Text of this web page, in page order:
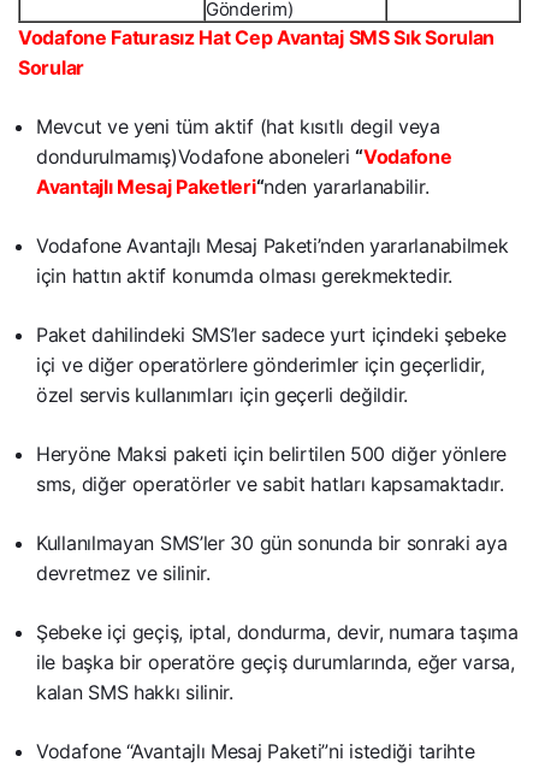
Gönderim)
Vodafone Faturasız Hat Cep Avantaj SMS Sık Sorulan
Sorular
Mevcut ve yeni tüm aktif (hat kısıtlı degil veya
dondurulmamış)Vodafone aboneleri“Vodafone
Avantajlı Mesaj Paketleri“nden yararlanabilir.
Vodafone Avantajlı Mesaj Paketi’nden yararlanabilmek
için hattın aktif konumda olması gerekmektedir.
Paket dahilindeki SMS’ler sadece yurt içindeki şebeke
içi ve diğer operatörlere gönderimler için geçerlidir,
özel servis kullanımları için geçerli değildir.
Heryöne Maksi paketi için belirtilen 500 diğer yönlere
sms, diğer operatörler ve sabit hatları kapsamaktadır.
Kullanılmayan SMS’ler 30 gün sonunda bir sonraki aya
devretmez ve silinir.
Şebeke içi geçiş, iptal, dondurma, devir, numara taşıma
ile başka bir operatöre geçiş durumlarında, eğer varsa,
kalan SMS hakkı silinir.
Vodafone “Avantajlı Mesaj Paketi”ni istediği tarihte